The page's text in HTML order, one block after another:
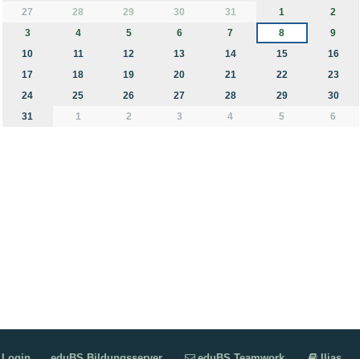
month-8
27
28 29 30 31 1
2
3
4 5 6 7 8
9
10
11 12 13 14 15
16
17
18 19 20 21 22
23
24
25 26 27 28 29
30
31
1 2 3 4 5 6